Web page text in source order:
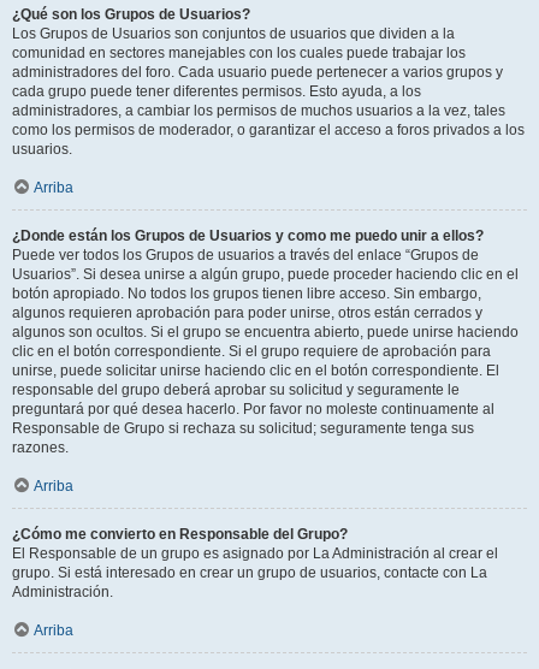
¿Qué son los Grupos de Usuarios?
Los Grupos de Usuarios son conjuntos de usuarios que dividen a la
comunidad en sectores manejables con los cuales puede trabajar los
administradores del foro. Cada usuario puede pertenecer a varios grupos y
cada grupo puede tener diferentes permisos. Esto ayuda, a los
administradores, a cambiar los permisos de muchos usuarios a la vez, tales
como los permisos de moderador, o garantizar el acceso a foros privados a los
usuarios.
Arriba
¿Donde están los Grupos de Usuarios y como me puedo unir a ellos?
Puede ver todos los Grupos de usuarios a través del enlace “Grupos de
Usuarios”. Si desea unirse a algún grupo, puede proceder haciendo clic en el
botón apropiado. No todos los grupos tienen libre acceso. Sin embargo,
algunos requieren aprobación para poder unirse, otros están cerrados y
algunos son ocultos. Si el grupo se encuentra abierto, puede unirse haciendo
clic en el botón correspondiente. Si el grupo requiere de aprobación para
unirse, puede solicitar unirse haciendo clic en el botón correspondiente. El
responsable del grupo deberá aprobar su solicitud y seguramente le
preguntará por qué desea hacerlo. Por favor no moleste continuamente al
Responsable de Grupo si rechaza su solicitud; seguramente tenga sus
razones.
Arriba
¿Cómo me convierto en Responsable del Grupo?
El Responsable de un grupo es asignado por La Administración al crear el
grupo. Si está interesado en crear un grupo de usuarios, contacte con La
Administración.
Arriba